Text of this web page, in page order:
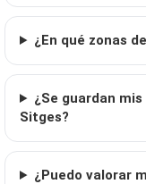
¿En qué zonas
¿Se guardan
Sitges?
¿Puedo valorar